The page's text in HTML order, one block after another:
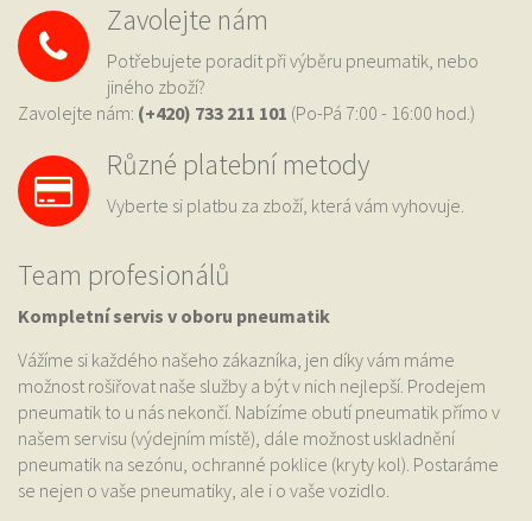
Zavolejte nám
Potřebujete poradit při výběru pneumatik, nebo
jiného zboží?
Zavolejte nám: (+420) 733 211 101 (Po-Pá 7:00 - 16:00 hod.)
Různé platební metody
Vyberte si platbu za zboží, která vám vyhovuje.
Team profesionálů
Kompletní servis v oboru pneumatik
Vážíme si každého našeho zákazníka, jen díky vám máme
možnost rošiřovat naše služby a být v nich nejlepší. Prodejem
pneumatik to u nás nekončí. Nabízíme obutí pneumatik přímo v
našem servisu (výdejním místě), dále možnost uskladnění
pneumatik na sezónu, ochranné poklice (kryty kol). Postaráme
se nejen o vaše pneumatiky, ale i o vaše vozidlo.